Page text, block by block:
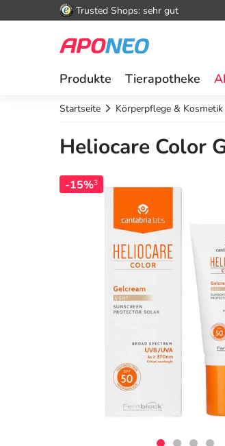
Trusted Shops: sehr gut
Produkte Tierapotheke
Startseite Körperpflege & Kosmetik
Heliocare Color
-15%3